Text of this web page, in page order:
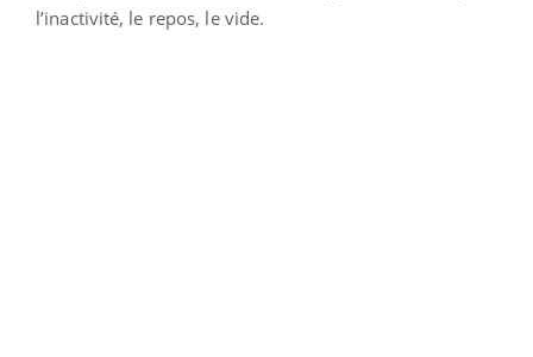
l’inactivité, le repos, le vide.